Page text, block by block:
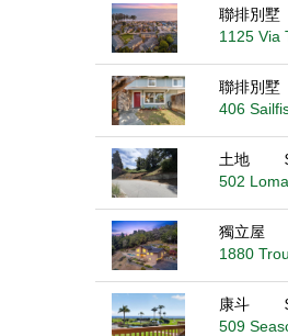
聯排別墅
1125 Via
聯排別墅
406
土地
502
獨立屋
1880
康斗
509